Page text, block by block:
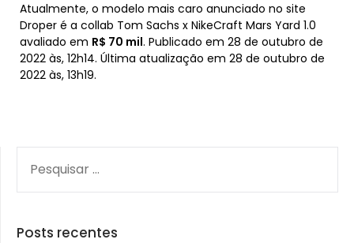
Atualmente, o modelo mais caro anunciado no site
Droper é a collab Tom Sachs x NikeCraft Mars Yard 1.0
avaliado em R$ 70 mil. Publicado em 28 de outubro de
2022 às, 12h14. Última atualização em 28 de outubro de
2022 às, 13h19.
POR:
Posts recentes